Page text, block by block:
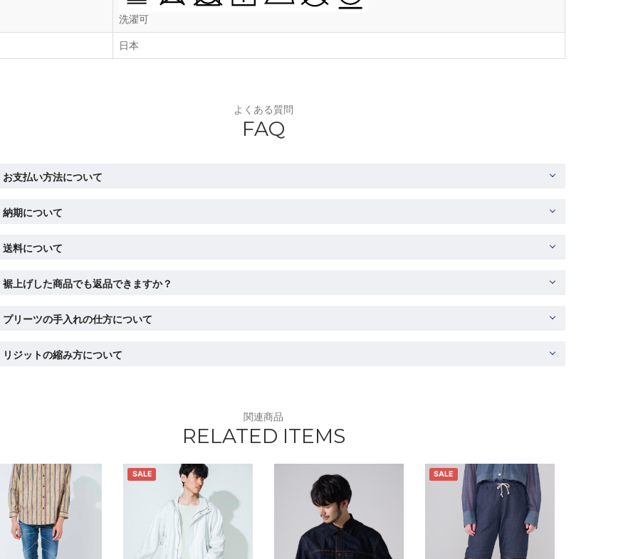
洗濯可
日本
よくある質問
FAQ
お支払い方法について
納期について
送料について
裾上げした商品でも返品できますか？
プリーツの手入れの仕方について
リジットの縮み方について
関連商品
RELATED ITEMS
SALE SALE